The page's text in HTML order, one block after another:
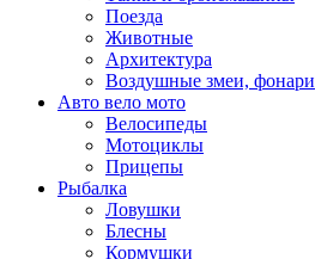
Поезда
Животные
Архитектура
Воздушные змеи, фонари
Авто вело мото
Велосипеды
Мотоциклы
Прицепы
Рыбалка
Ловушки
Блесны
Кормушки